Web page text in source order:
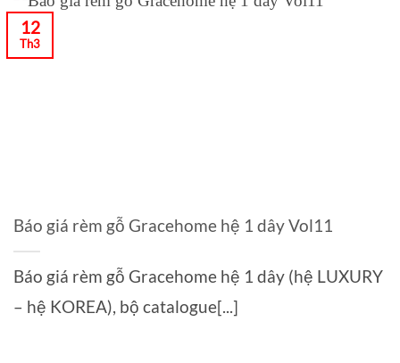
Báo giá rèm gỗ Gracehome hệ 1 dây Vol11
Báo giá rèm gỗ Gracehome hệ 1 dây (hệ LUXURY
– hệ KOREA), bộ catalogue[...]
12
Th3